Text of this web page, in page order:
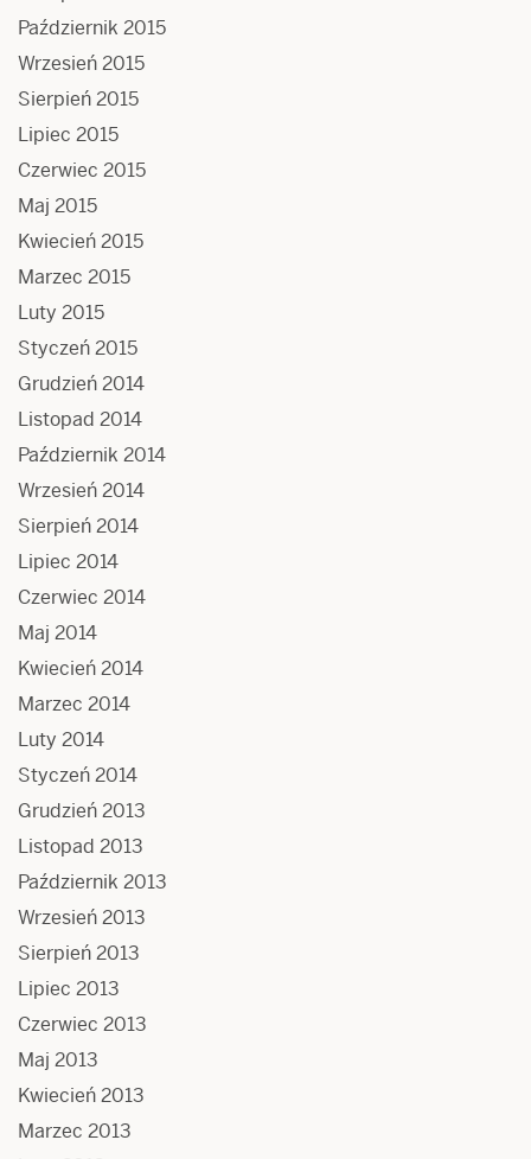
Październik 2015
Wrzesień 2015
Sierpień 2015
Lipiec 2015
Czerwiec 2015
Maj 2015
Kwiecień 2015
Marzec 2015
Luty 2015
Styczeń 2015
Grudzień 2014
Listopad 2014
Październik 2014
Wrzesień 2014
Sierpień 2014
Lipiec 2014
Czerwiec 2014
Maj 2014
Kwiecień 2014
Marzec 2014
Luty 2014
Styczeń 2014
Grudzień 2013
Listopad 2013
Październik 2013
Wrzesień 2013
Sierpień 2013
Lipiec 2013
Czerwiec 2013
Maj 2013
Kwiecień 2013
Marzec 2013